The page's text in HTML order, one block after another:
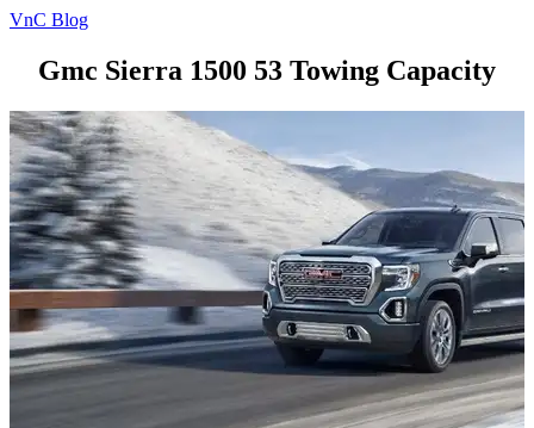
VnC Blog
Gmc Sierra 1500 53 Towing Capacity